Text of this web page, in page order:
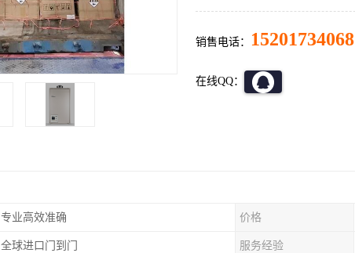
销售电话： 15201734068
在线QQ：
专业高效准确 价格
全球进口门到门 服务经验